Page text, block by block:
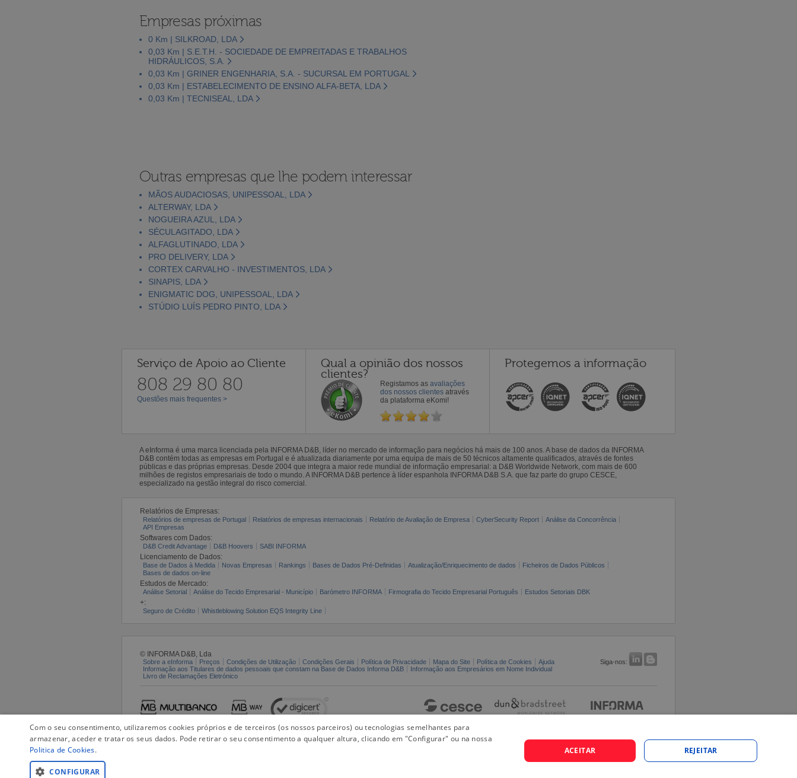
Empresas próximas
0 Km | SILKROAD, LDA
0,03 Km | S.E.T.H. - SOCIEDADE DE EMPREITADAS E TRABALHOS
HIDRÁULICOS, S.A.
0,03 Km | GRINER ENGENHARIA, S.A. - SUCURSAL EM PORTUGAL
0,03 Km | ESTABELECIMENTO DE ENSINO ALFA-BETA, LDA
0,03 Km | TECNISEAL, LDA
Outras empresas que lhe podem interessar
MÃOS AUDACIOSAS, UNIPESSOAL, LDA
ALTERWAY, LDA
NOGUEIRA AZUL, LDA
SÉCULAGITADO, LDA
ALFAGLUTINADO, LDA
PRO DELIVERY, LDA
CORTEX CARVALHO - INVESTIMENTOS, LDA
SINAPIS, LDA
ENIGMATIC DOG, UNIPESSOAL, LDA
STÚDIO LUÍS PEDRO PINTO, LDA
Serviço de Apoio ao Cliente
808 29 80 80
Questões mais frequentes >
Qual a opinião dos nossos
clientes?
Registamos as avaliações
dos nossos clientes através
da plataforma eKomi!
Protegemos a informação
A eInforma é uma marca licenciada pela INFORMA D&B, líder no mercado de informação para negócios há mais de 100 anos. A base de dados da INFORMA
D&B contém todas as empresas em Portugal e é atualizada diariamente por uma equipa de mais de 50 técnicos altamente qualificados, através de fontes
públicas e das próprias empresas. Desde 2004 que integra a maior rede mundial de informação empresarial: a D&B Worldwide Network, com mais de 600
milhões de registos empresariais de todo o mundo. A INFORMA D&B pertence à líder espanhola INFORMA D&B S.A. que faz parte do grupo CESCE,
especializado na gestão integral do risco comercial.
Relatórios de Empresas:
Relatórios de empresas de Portugal Relatórios de empresas internacionais Relatório de Avaliação de Empresa CyberSecurity Report
Análise da Concorrência
API Empresas
Softwares com Dados:
D&B Credit Advantage D&B Hoovers SABI INFORMA
Licenciamento de Dados:
Base de Dados à Medida Novas Empresas Rankings Bases de Dados Pré-Definidas Atualização/Enriquecimento de dados
Ficheiros de Dados Públicos
Bases de dados on-line
Estudos de Mercado:
Análise Setorial Análise do Tecido Empresarial - Município Barómetro INFORMA Firmografia do Tecido Empresarial Português Estudos Setoriais DBK
+:
Seguro de Crédito Whistleblowing Solution EQS Integrity Line
© INFORMA D&B, Lda
Sobre a eInforma Preços Condições de Utilização Condições Gerais Política de Privacidade Mapa do Site Política de Cookies Ajuda
Siga-nos:
Informação aos Titulares de dados pessoais que constam na Base de Dados Informa D&B
Informação aos Empresários em Nome Individual
Livro de Reclamações Eletrónico
Com o seu consentimento, utilizaremos cookies próprios e de terceiros (os nossos parceiros) ou tecnologias semelhantes para
armazenar, aceder e tratar os seus dados. Pode retirar o seu consentimento a qualquer altura, clicando em "Configurar" ou na nossa
Politica de Cookies.
CONFIGURAR
ACEITAR REJEITAR